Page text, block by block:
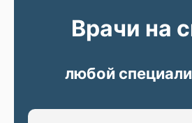
любой
Врачи на